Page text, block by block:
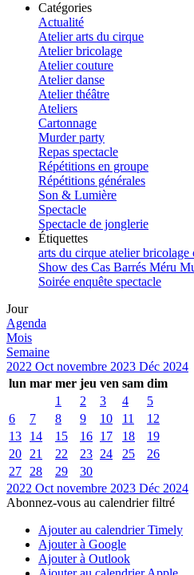
Catégories
Actualité
Atelier arts du cirque
Atelier bricolage
Atelier couture
Atelier danse
Atelier théâtre
Ateliers
Cartonnage
Murder party
Repas spectacle
Répétitions en groupe
Répétitions générales
Son & Lumière
Spectacle
Spectacle de jonglerie
Étiquettes
arts du cirque atelierbricolage
Show des Cas Barrés Méru
Soirée enquête spectacle
Jour
Agenda
Mois
Semaine
2022 Oct novembre 2023 Déc 2024
lun mar mer jeu ven sam dim
1
2 3 4
5
6
7 8 9 10 11
12
13
14 15 16 17 18
19
20
21 22 23 24 25
26
27
28 29
30
2022 Oct novembre 2023 Déc 2024
Abonnez-vous au calendrier filtré
Ajouter au calendrier Timely
Ajouter à Google
Ajouter à Outlook